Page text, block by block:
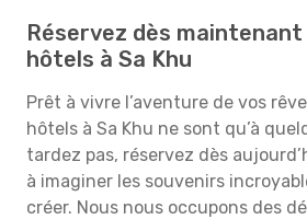
Réservez dès
hôtels à Sa Khu
Prêt à vivre l’aventure de vos
hôtels à Sa Khu ne sont qu’à
tardez pas, réservez dès
à imaginer les souvenirs
créer. Nous nous occupons des